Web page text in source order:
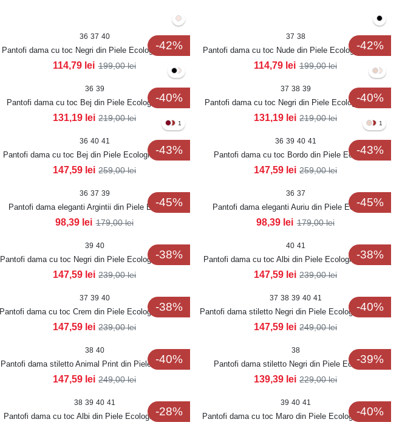
-42%
36 37 40
Pantofi dama cu toc Negri din Piele Ecologica Marila
114,79 lei 199,00lei
-42%
37 38
Pantofi dama cu toc Nude din Piele Ecologica Marila
114,79 lei 199,00lei
-40%
36 39
Pantofi dama cu toc Bej din Piele Ecologica Crina
131,19 lei 219,00lei
-40%
37 38 39
Pantofi dama cu toc Negri din Piele Ecologica Crina
131,19 lei 219,00lei
-43%
1
36 40 41
Pantofi dama cu toc Bej din Piele Ecologica Lacuita
Sanoya
147,59 lei 259,00lei
-43%
1
36 39 40 41
Pantofi dama cu toc Bordo din Piele Ecologica
Lacuita Sanoya
147,59 lei 259,00lei
-45%
36 37 39
Pantofi dama eleganti Argintii din Piele Ecologica
Samrey
98,39 lei 179,00lei
-45%
36 37
Pantofi dama eleganti Auriu din Piele Ecologica
Samrey
98,39 lei 179,00lei
-38%
39 40
Pantofi dama cu toc Negri din Piele Ecologica Lacuita
Ralzy
147,59 lei 239,00lei
-38%
40 41
Pantofi dama cu toc Albi din Piele Ecologica Lacuita
Ralzy
147,59 lei 239,00lei
-38%
37 39 40
Pantofi dama cu toc Crem din Piele Ecologica Lacuita
Ralzy
147,59 lei 239,00lei
-40%
37 38 39 40 41
Pantofi dama stiletto Negri din Piele Ecologica Lacuita
Anrye
147,59 lei 249,00lei
-40%
38 40
Pantofi dama stiletto Animal Print din Piele Ecologica
Anrye
147,59 lei 249,00lei
-39%
38
Pantofi dama stiletto Negri din Piele Ecologica
Nevelle
139,39 lei 229,00lei
-28%
38 39 40 41
Pantofi dama cu toc Albi din Piele Ecologica Aleksa -40%
39 40 41
Pantofi dama cu toc Maro din Piele Ecologica Aleksa